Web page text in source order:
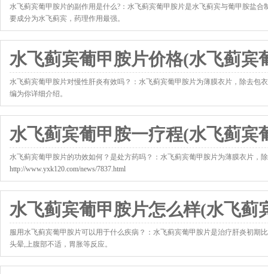
水飞蓟宾葡甲胺片的副作用是什么?：水飞蓟宾葡甲胺片是水飞蓟宾与葡甲胺盐
要成分为水飞蓟宾，药理作用最强。
http://www.yxk120.com/news/7661.html
水飞蓟宾葡甲胺片价格(水飞蓟宾
水飞蓟宾葡甲胺片对慢性肝炎有效吗？：水飞蓟宾葡甲胺片为薄膜衣片，除去
编为你详细介绍。
http://www.yxk120.com/news/7692.html
水飞蓟宾葡甲胺一疗程(水飞蓟宾
水飞蓟宾葡甲胺片的功效如何？是处方药吗？：水飞蓟宾葡甲胺片为薄膜衣片
http://www.yxk120.com/news/7837.html
水飞蓟宾葡甲胺片怎么样(水飞蓟
服用水飞蓟宾葡甲胺片可以用于什么疾病？：水飞蓟宾葡甲胺片是治疗肝炎初
头晕,上腹部不适，胃胀等反应。
http://www.yxk120.com/news/7872.html